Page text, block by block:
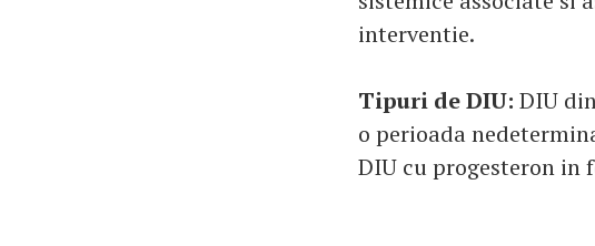
interventie.
Tipuri de DIU: DIU
o perioada
DIU cu progesteron in